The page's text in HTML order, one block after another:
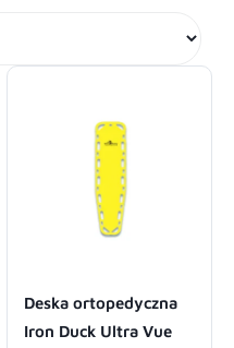
Deska ortopedyczna
Iron Duck Ultra Vue